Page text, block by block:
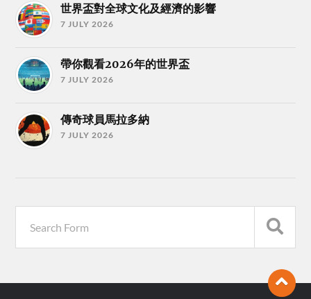
世界盃對全球文化及經濟的影響
7 JULY 2026
帶你觀看2026年的世界盃
7 JULY 2026
傳奇球員馬拉多納
7 JULY 2026